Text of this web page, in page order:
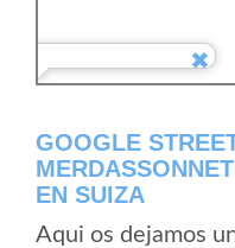
GOOGLE
EN SUIZA
Aqui os dejamos